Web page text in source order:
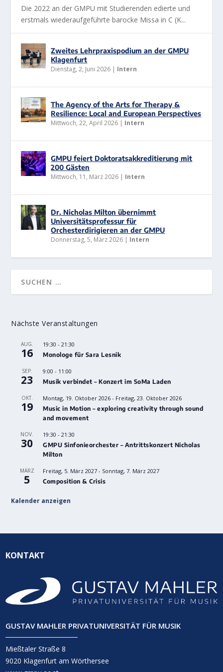
Die 2022 an der GMPU mit Studierenden edierte und
erstmals wiederaufgeführte barocke Missa in C (K...
Zweites Lehrpraxispodium an der GMPU
Klagenfurt
Dienstag, 2, Juni 2026 | Intern
The Agency of the Arts for Therapy &
Resilience: Local and European Perspectives
Mittwoch, 22, April 2026 | Intern
GMPU feiert Doktoratsakkreditierung mit
200 Gästen
Mittwoch, 11, März 2026 | Intern
Dr. Nicholas Milton übernimmt
Universitätsprofessur für
Orchesterdirigieren an der GMPU
Donnerstag, 5, März 2026 | Intern
Nächste Veranstaltungen
AUG.
16
19:30 -21:30
Monologe für Sara Lesnik
SEP.
23
9:00 - 11:00
Musik verbindet – Konzert im SoMa Laden
OKT.
19
Montag, 19. Oktober 2026 - Freitag, 23. Oktober 2026
Music in Motion – exploring creativity through sound
and movement
NOV.
30
19:30 -21:30
GMPU Sinfonieorchester – Antrittskonzert Nicholas
Milton
MÄRZ
5
Freitag, 5. März 2027 - Sonntag, 7. März 2027
Composition & Crisis
Kalender anzeigen
KONTAKT
GUSTAV MAHLER PRIVATUNIVERSITÄT FÜR MUSIK
Mießtaler Straße 8
9020 Klagenfurt am Wörthersee